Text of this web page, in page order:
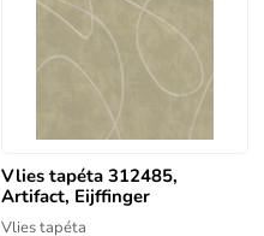
Vlies tapéta 312485,
Artifact, Eijffinger
Vlies tapéta